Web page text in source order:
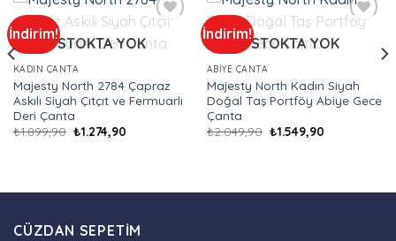
İndirim!
Add to
wishlist
STOKTA YOK
KADIN ÇANTA
Majesty North 2784 Çapraz
Askılı Siyah Çıtçıt ve Fermuarlı
Deri Çanta
₺1.899,90 Orijinal
fiyat:
₺1.274,90Şu
İndirim!
Add to
STOKTA YOK
ABIYE ÇANTA
Majesty North Kadın Siyah
Doğal Taş Portföy Abiye Gece
Çanta
₺2.049,90 Orijinal
fiyat:
₺1.549,90Şu
CÜZDAN SEPETIM